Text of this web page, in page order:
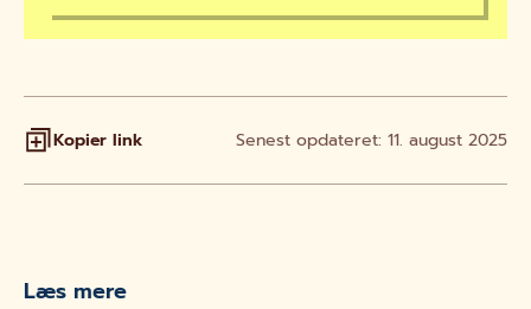
Kopier link Senest opdateret: 11. august 2025
Læs mere